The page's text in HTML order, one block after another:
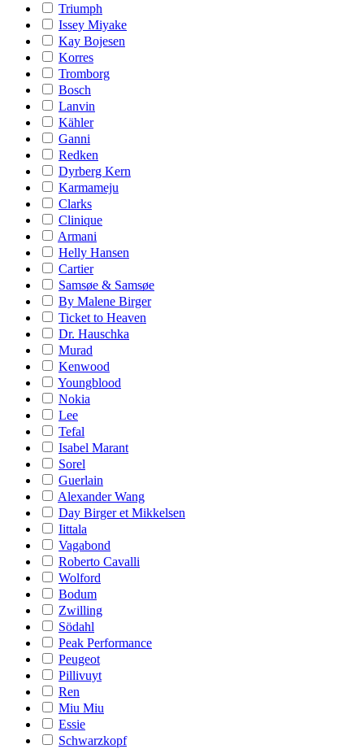
Triumph
Issey Miyake
Kay Bojesen
Korres
Tromborg
Bosch
Lanvin
Kähler
Ganni
Redken
Dyrberg Kern
Karmameju
Clarks
Clinique
Armani
Helly Hansen
Cartier
Samsøe & Samsøe
By Malene Birger
Ticket to Heaven
Dr. Hauschka
Murad
Kenwood
Youngblood
Nokia
Lee
Tefal
Isabel Marant
Sorel
Guerlain
Alexander Wang
Day Birger et Mikkelsen
Iittala
Vagabond
Roberto Cavalli
Wolford
Bodum
Zwilling
Södahl
Peak Performance
Peugeot
Pillivuyt
Ren
Miu Miu
Essie
Schwarzkopf